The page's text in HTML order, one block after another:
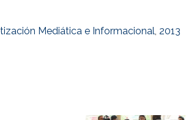
Mediática e Informacional, 2013